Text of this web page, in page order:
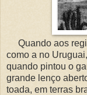
Quando aos
como a no
quando pintou o
grande lenço
toada, em terras